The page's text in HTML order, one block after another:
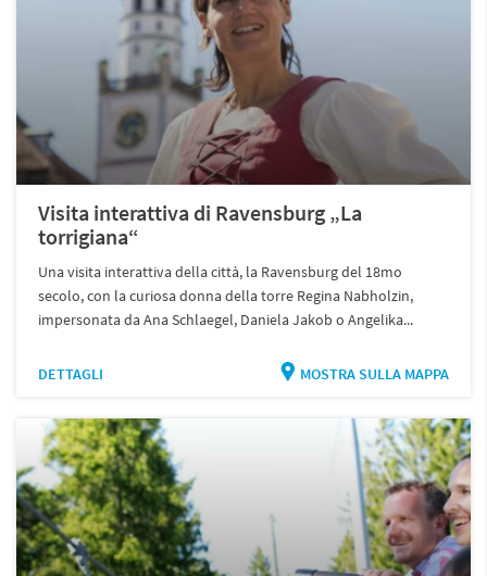
Visita interattiva di Ravensburg „La
torrigiana“
Una visita interattiva della città, la Ravensburg del 18mo
secolo, con la curiosa donna della torre Regina Nabholzin,
impersonata da Ana Schlaegel, Daniela Jakob o Angelika...
DETTAGLI MOSTRA SULLA MAPPA